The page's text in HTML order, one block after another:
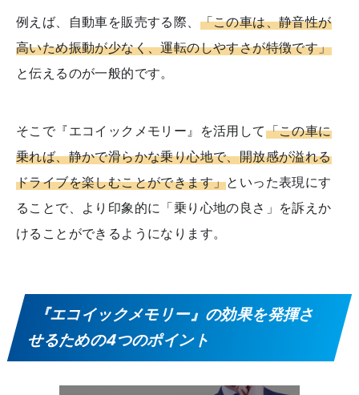
例えば、自動車を販売する際、 「この車は、静音性が
高いため振動が少なく、運転のしやすさが特徴です」
と伝えるのが一般的です。
そこで『エコイックメモリー』を活用して「この車に
乗れば、静かで滑らかな乗り心地で、開放感が溢れる
ドライブを楽しむことができます」といった表現にす
ることで、より印象的に「乗り心地の良さ」を訴えか
けることができるようになります。
『エコイックメモリー』の効果を発揮さ
せるための4つのポイント